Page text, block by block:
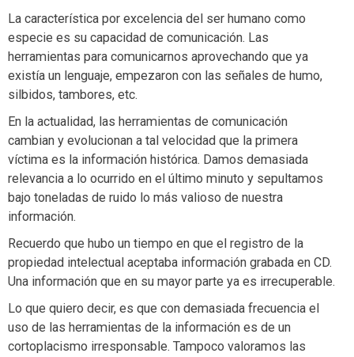
La característica por excelencia del ser humano como
especie es su capacidad de comunicación. Las
herramientas para comunicarnos aprovechando que ya
existía un lenguaje, empezaron con las señales de humo,
silbidos, tambores, etc.
En la actualidad, las herramientas de comunicación
cambian y evolucionan a tal velocidad que la primera
víctima es la información histórica. Damos demasiada
relevancia a lo ocurrido en el último minuto y sepultamos
bajo toneladas de ruido lo más valioso de nuestra
información.
Recuerdo que hubo un tiempo en que el registro de la
propiedad intelectual aceptaba información grabada en CD.
Una información que en su mayor parte ya es irrecuperable.
Lo que quiero decir, es que con demasiada frecuencia el
uso de las herramientas de la información es de un
cortoplacismo irresponsable. Tampoco valoramos las